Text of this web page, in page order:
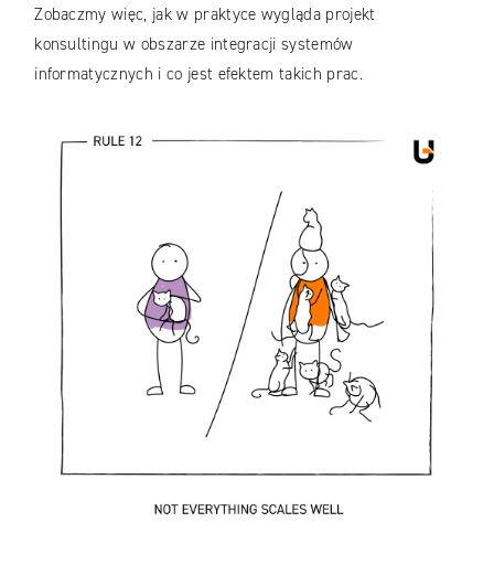
Zobaczmy więc, jak w praktyce wygląda projekt
konsultingu w obszarze integracji systemów
informatycznych i co jest efektem takich prac.